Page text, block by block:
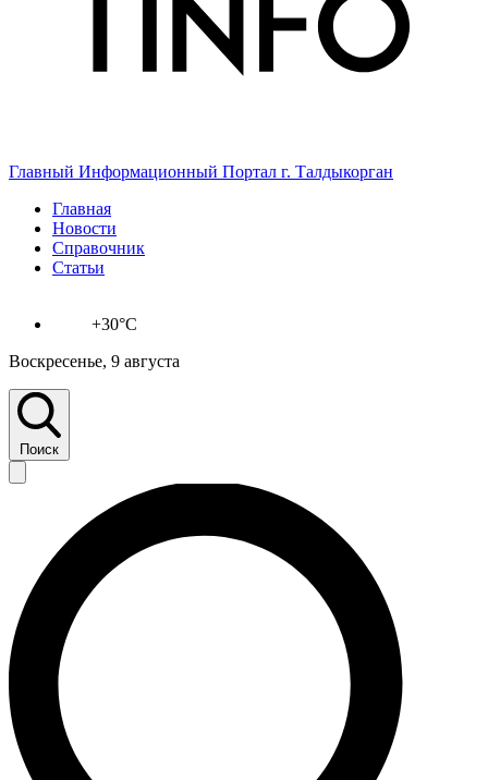
Главный Информационный Портал г. Талдыкорган
Главная
Новости
Справочник
Статьи
+30°C
Воскресенье, 9 августа
Поиск